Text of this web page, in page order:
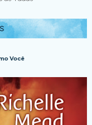
Você